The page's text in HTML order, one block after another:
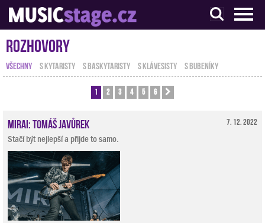
S muzikanty pro muzikanty
Rozhovory
VŠECHNY S KYTARISTY S BASKYTARISTY S KLÁVESISTY S BUBENÍKY
1 2 3 4 5 6
7. 12. 2022
Mirai: Tomáš Javůrek
Stačí být nejlepší a přijde to samo.